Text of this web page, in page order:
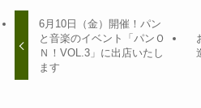
6月10日（金）開催！パン
と音楽のイベント「パンＯ
Ｎ！VOL.3」に出店いたし
ます